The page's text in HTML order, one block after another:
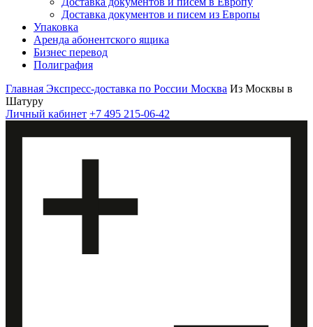
Доставка документов и писем из Европы
Упаковка
Аренда абонентского ящика
Бизнес перевод
Полиграфия
Главная Экспресс-доставка по России Москва Из Москвы в
Шатуру
Личный кабинет +7 495 215-06-42